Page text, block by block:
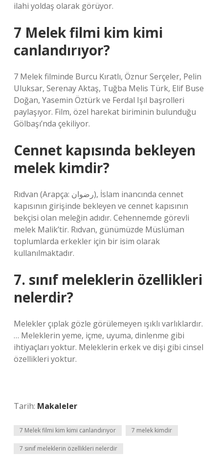
ilahi yoldaş olarak görüyor.
7 Melek filmi kim kimi
canlandırıyor?
7 Melek filminde Burcu Kıratlı, Öznur Serçeler, Pelin
Uluksar, Serenay Aktaş, Tuğba Melis Türk, Elif Buse
Doğan, Yasemin Öztürk ve Ferdal Işıl başrolleri
paylaşıyor. Film, özel harekat biriminin bulunduğu
Gölbaşı’nda çekiliyor.
Cennet kapısında bekleyen
melek kimdir?
Rıdvan (Arapça: رضوان), İslam inancında cennet
kapısının girişinde bekleyen ve cennet kapısının
bekçisi olan meleğin adıdır. Cehennemde görevli
melek Malik’tir. Rıdvan, günümüzde Müslüman
toplumlarda erkekler için bir isim olarak
kullanılmaktadır.
7. sınıf meleklerin özellikleri
nelerdir?
Melekler çıplak gözle görülemeyen ışıklı varlıklardır.
… Meleklerin yeme, içme, uyuma, dinlenme gibi
ihtiyaçları yoktur. Meleklerin erkek ve dişi gibi cinsel
özellikleri yoktur.
Tarih: Makaleler
7 Melek filmi kim kimi canlandırıyor 7 melek kimdir
7 sınıf meleklerin özellikleri nelerdir